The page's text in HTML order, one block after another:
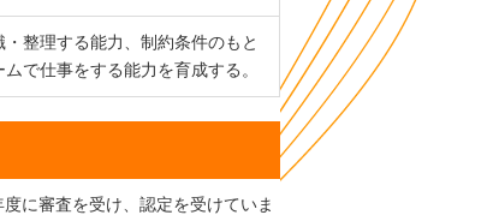
整理する能力、制約条件のもと
で仕事をする能力を育成する。
に審査を受け、認定を受けていま